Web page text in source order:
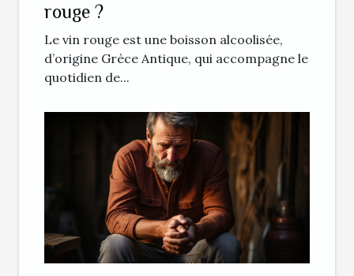
rouge ?
Le vin rouge est une boisson alcoolisée,
d’origine Grèce Antique, qui accompagne le
quotidien de...